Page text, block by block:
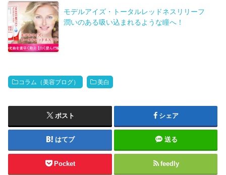
モデルアイズ・トータルレッドネスリリーフ
潤いのある吸い込まれるような瞳へ！
コラム（美容ブログ） 美白
ポスト シェア
はてブ 送る
Pocket feedly